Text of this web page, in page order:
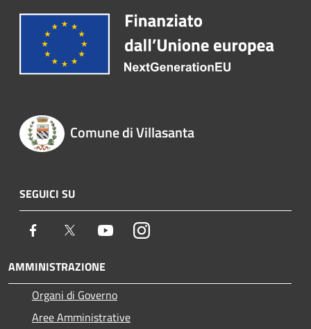
Comune di Villasanta
SEGUICI SU
Facebook Twitter YoutubeInstagram
AMMINISTRAZIONE
Organi di Governo
Aree Amministrative